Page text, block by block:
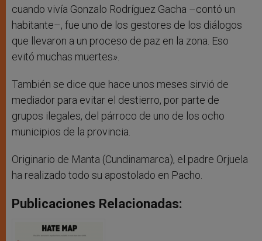
cuando vivía Gonzalo Rodríguez Gacha –contó un
habitante–, fue uno de los gestores de los diálogos
que llevaron a un proceso de paz en la zona. Eso
evitó muchas muertes».
También se dice que hace unos meses sirvió de
mediador para evitar el destierro, por parte de
grupos ilegales, del párroco de uno de los ocho
municipios de la provincia.
Originario de Manta (Cundinamarca), el padre Orjuela
ha realizado todo su apostolado en Pacho.
Publicaciones Relacionadas: